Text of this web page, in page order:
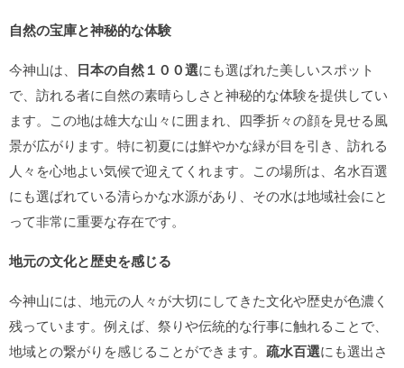
自然の宝庫と神秘的な体験
今神山は、 日本の自然１００選にも選ばれた美しいスポット
で、訪れる者に自然の素晴らしさと神秘的な体験を提供してい
ます。この地は雄大な山々に囲まれ、四季折々の顔を見せる風
景が広がります。特に初夏には鮮やかな緑が目を引き、訪れる
人々を心地よい気候で迎えてくれます。この場所は、名水百選
にも選ばれている清らかな水源があり、その水は地域社会にと
って非常に重要な存在です。
地元の文化と歴史を感じる
今神山には、地元の人々が大切にしてきた文化や歴史が色濃く
残っています。例えば、祭りや伝統的な行事に触れることで、
地域との繋がりを感じることができます。 疏水百選にも選出さ